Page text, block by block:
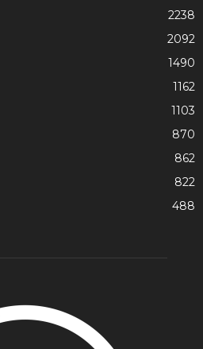
2238
2092
1490
1162
1103
870
862
822
488